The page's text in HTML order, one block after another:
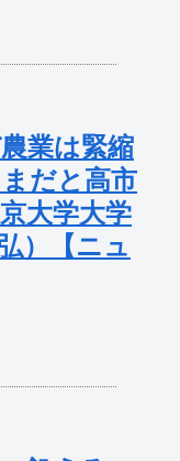
業は緊縮
だと高市
大学大学
）【ニュ